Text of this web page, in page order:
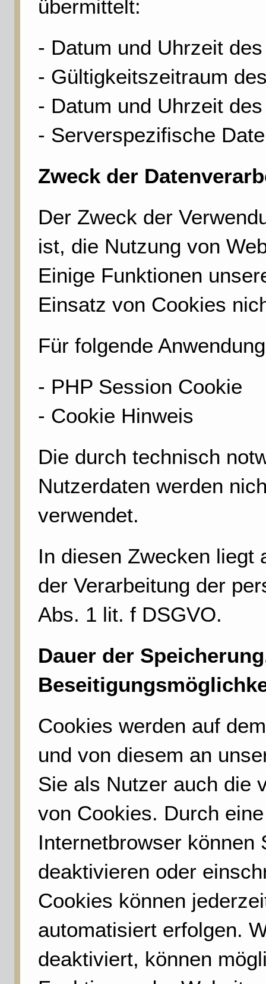
übermittelt:
- Datum und Uhrzeit
- Gültigkeitszeitraum
- Datum und Uhrzeit
- Serverspezifische
Zweck der
Der Zweck der
ist, die Nutzung von
Einige Funktionen
Einsatz von Cookies
Für folgende
- PHP Session Cookie
- Cookie Hinweis
Die durch technisch
Nutzerdaten werden
verwendet.
In diesen Zwecken liegt
der Verarbeitung der
Abs. 1 lit. f DSGVO.
Dauer der
Cookies werden auf
und von diesem an
Sie als Nutzer auch die
von Cookies. Durch
Internetbrowser können
deaktivieren oder
Cookies können
automatisiert erfolgen.
deaktiviert, können